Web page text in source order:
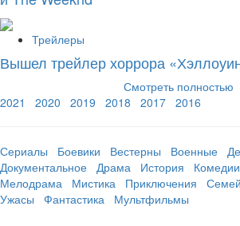
Трейлеры
Вышел трейлер хоррора
Смотреть полностью
2021
2020 2019 2018 2017 2016
Сериалы Боевики Вестерны Военные
Документальное
Драма История Комедии
Мелодрама
Мистика Приключения
Ужасы
Фантастика Мультфильмы